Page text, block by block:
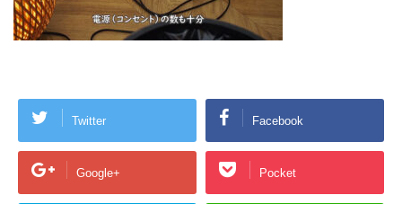
Twitter Facebook
Google+ Pocket